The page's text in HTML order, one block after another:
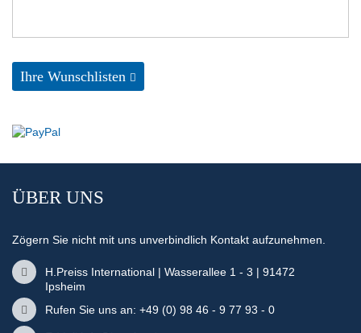
Ihre Wunschlisten
ÜBER UNS
Zögern Sie nicht mit uns unverbindlich Kontakt aufzunehmen.
H.Preiss International | Wasserallee 1 - 3 | 91472
Ipsheim
Rufen Sie uns an: +49 (0) 98 46 - 9 77 93 - 0